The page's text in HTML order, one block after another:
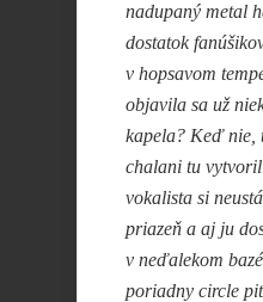
nadupaný metal
dostatok
v hopsavom
objavila sa už
kapela? Keď nie,
chalani tu
vokalista si
priazeň a aj ju
v neďalekom
poriadny circle